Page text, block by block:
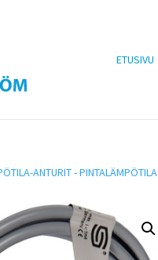
ETUSIVU
ANTURIT - PINTALÄMPÖTILA